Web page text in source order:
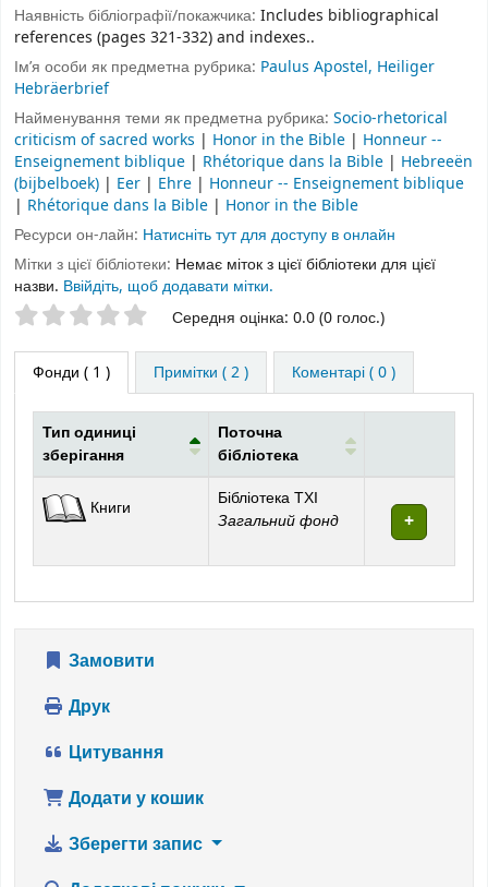
Наявність бібліографії/покажчика: Includes bibliographical
references (pages 321-332) and indexes..
Ім’я особи як предметна рубрика: Paulus Apostel, Heiliger
Hebräerbrief
Найменування теми як предметна рубрика: Socio-rhetorical
criticism of sacred works | Honor in the Bible | Honneur --
Enseignement biblique | Rhétorique dans la Bible | Hebreeën
(bijbelboek) | Eer | Ehre | Honneur -- Enseignement biblique
| Rhétorique dans la Bible | Honor in the Bible
Ресурси он-лайн: Натисніть тут для доступу в онлайн
Мітки з цієї бібліотеки: Немає міток з цієї бібліотеки для цієї
назви. Ввійдіть, щоб додавати мітки.
Оцінки зірочкамиСередня оцінка: 0.0 (0 голос.)
Фонди ( 1 ) Примітки ( 2 ) Коментарі ( 0 )
Фонди
Тип одиниці
зберігання
Поточна
бібліотека
Книги Бібліотека ТХІ
Загальний фонд
Замовити
Друк
Цитування
Додати у кошик
Зберегти запис